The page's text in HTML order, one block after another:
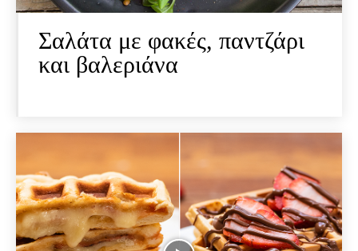
Σαλάτα με φακές, παντζάρι
και βαλεριάνα